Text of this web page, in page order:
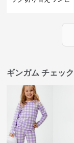
ギンガム チェッ